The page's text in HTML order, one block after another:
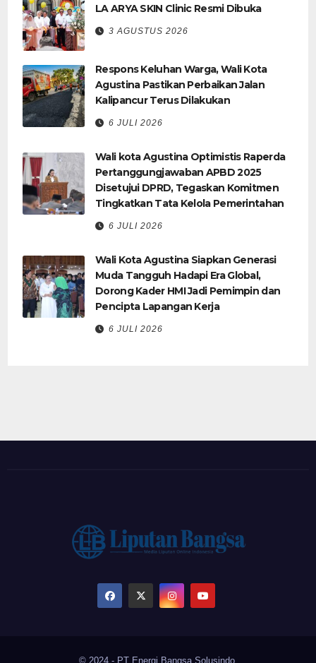
LA ARYA SKIN Clinic Resmi Dibuka
3 AGUSTUS 2026
Respons Keluhan Warga, Wali Kota
Agustina Pastikan Perbaikan Jalan
Kalipancur Terus Dilakukan
6 JULI 2026
Wali kota Agustina Optimistis Raperda
Pertanggungjawaban APBD 2025
Disetujui DPRD, Tegaskan Komitmen
Tingkatkan Tata Kelola Pemerintahan
6 JULI 2026
Wali Kota Agustina Siapkan Generasi
Muda Tangguh Hadapi Era Global,
Dorong Kader HMI Jadi Pemimpin dan
Pencipta Lapangan Kerja
6 JULI 2026
© 2024 - PT Energi Bangsa Solusindo.